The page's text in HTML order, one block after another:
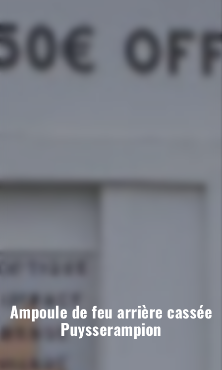
Ampoule de feu arrière cassée
Puysserampion